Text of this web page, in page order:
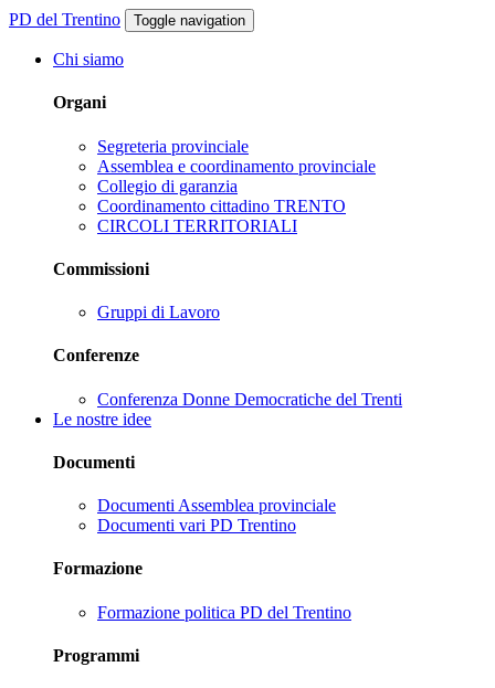
PD del Trentino Toggle navigation
Chi siamo
Organi
Segreteria provinciale
Assemblea e coordinamento provinciale
Collegio di garanzia
Coordinamento cittadino TRENTO
CIRCOLI TERRITORIALI
Commissioni
Gruppi di Lavoro
Conferenze
Conferenza Donne Democratiche del Trenti
Le nostre idee
Documenti
Documenti Assemblea provinciale
Documenti vari PD Trentino
Formazione
Formazione politica PD del Trentino
Programmi